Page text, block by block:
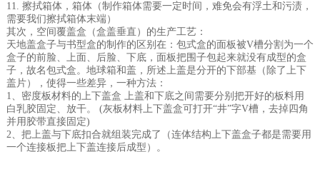
11. 擦拭箱体，箱体（制作箱体需要一定时间，难免会有浮土和污渍，
需要我们擦拭箱体末端）
其次，空间覆盖盒（盒盖垂直）的生产工艺：
天地盖盒子与书型盒的制作的区别在：包式盒的面板被V槽分割为一个
盒子的前脸、上面、后脸、下底，面板把围子包起来就没有成型的盒
子，故名包式盒。地球箱和盖，所述上盖是分开的下部基（除了上下
盖片），使得一些差异，一种方法：
1、密度板材料的上下盖盒 上盖和下底之间需要分别把开好的板料用
白乳胶固定、放干。 (灰板材料上下盖盒可打开“井”字V槽，去掉四角
并用胶带直接固定)
2、把上盖与下底扣合就组装完成了（连体结构上下盖盒子都是需要用
一个连接板把上下盖连接后成型）。